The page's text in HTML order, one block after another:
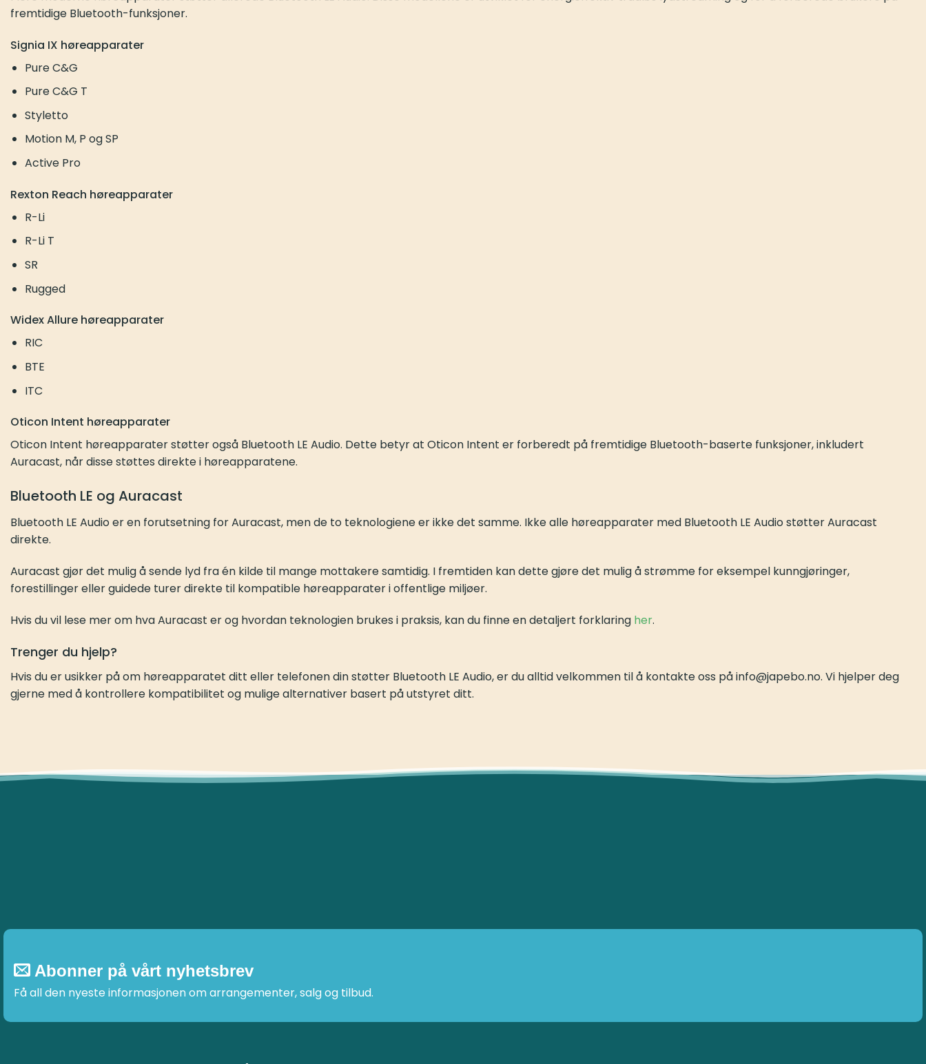
fremtidige Bluetooth-funksjoner.
Signia IX høreapparater
Pure C&G
Pure C&G T
Styletto
Motion M, P og SP
Active Pro
Rexton Reach høreapparater
R-Li
R-Li T
SR
Rugged
Widex Allure høreapparater
RIC
BTE
ITC
Oticon Intent høreapparater
Oticon Intent høreapparater støtter også Bluetooth LE Audio. Dette betyr at Oticon Intent er forberedt på fremtidige Bluetooth-baserte funksjoner, inkludert
Auracast, når disse støttes direkte i høreapparatene.
Bluetooth LE og Auracast
Bluetooth LE Audio er en forutsetning for Auracast, men de to teknologiene er ikke det samme. Ikke alle høreapparater med Bluetooth LE Audio støtter Auracast
direkte.
Auracast gjør det mulig å sende lyd fra én kilde til mange mottakere samtidig. I fremtiden kan dette gjøre det mulig å strømme for eksempel kunngjøringer,
forestillinger eller guidede turer direkte til kompatible høreapparater i offentlige miljøer.
Hvis du vil lese mer om hva Auracast er og hvordan teknologien brukes i praksis, kan du finne en detaljert forklaring her.
Trenger du hjelp?
Hvis du er usikker på om høreapparatet ditt eller telefonen din støtter Bluetooth LE Audio, er du alltid velkommen til å kontakte oss på info@japebo.no. Vi hjelper deg
gjerne med å kontrollere kompatibilitet og mulige alternativer basert på utstyret ditt.
Abonner på vårt nyhetsbrev
Få all den nyeste informasjonen om arrangementer, salg og tilbud.